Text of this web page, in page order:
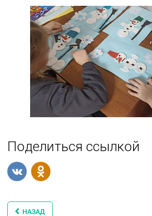
Поделиться ссылкой
НАЗАД